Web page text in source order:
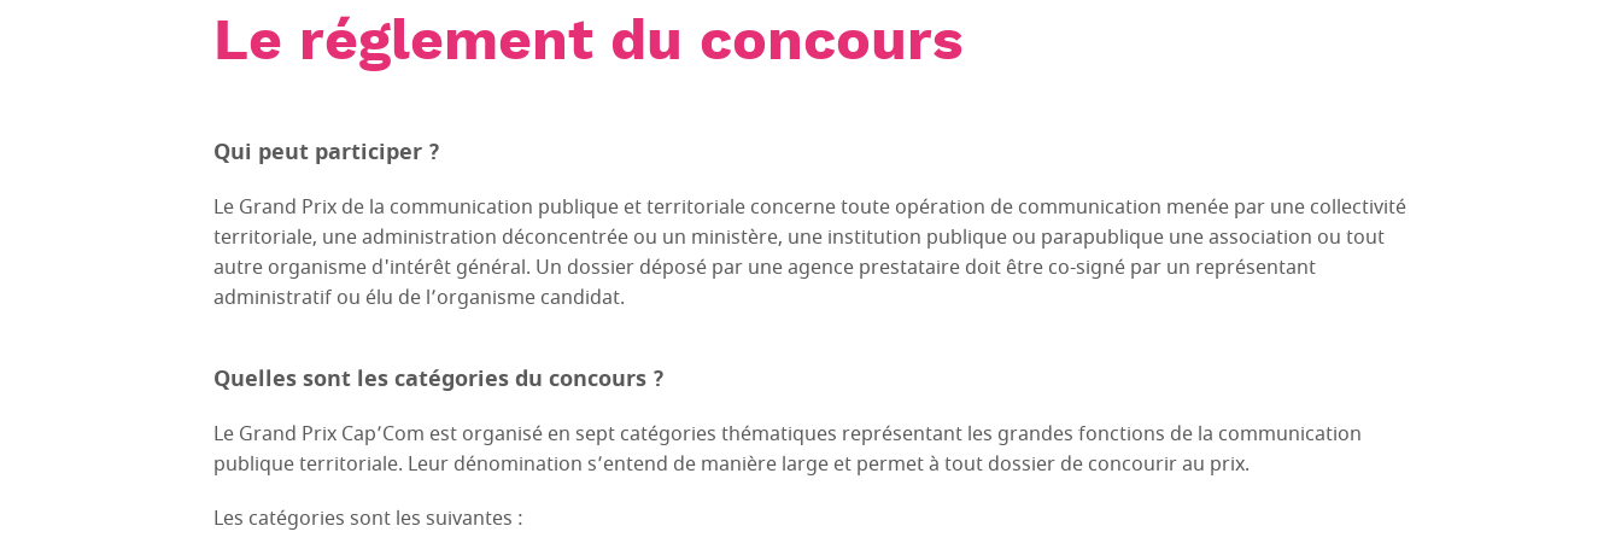
Le réglement du concours
Qui peut participer ?
Le Grand Prix de la communication publique et territoriale concerne toute opération de communication menée par une collectivité
territoriale, une administration déconcentrée ou un ministère, une institution publique ou parapublique une association ou tout
autre organisme d'intérêt général. Un dossier déposé par une agence prestataire doit être co-signé par un représentant
administratif ou élu de l’organisme candidat.
Quelles sont les catégories du concours ?
Le Grand Prix Cap’Com est organisé en sept catégories thématiques représentant les grandes fonctions de la communication
publique territoriale. Leur dénomination s’entend de manière large et permet à tout dossier de concourir au prix.
Les catégories sont les suivantes :